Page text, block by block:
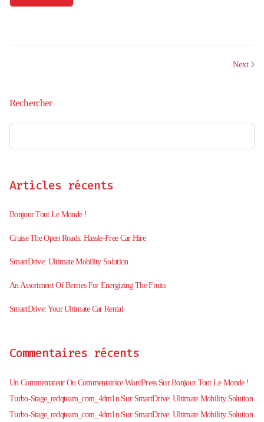
Next
Rechercher
Articles récents
Bonjour Tout Le Monde !
Cruise The Open Roads: Hassle-Free Car Hire
SmartDrive: Ultimate Mobility Solution
An Assortment Of Berries For Energizing The Fruits
SmartDrive: Your Ultimate Car Rental
Commentaires récents
Un Commentateur Ou Commentatrice WordPressSurBonjour Tout Le Monde !
Turbo-Stage_redqteam_com_4dm1n Sur SmartDrive: Ultimate Mobility Solution
Turbo-Stage_redqteam_com_4dm1n Sur SmartDrive: Ultimate Mobility Solution
Bonjour Tout Le Monde !
31 octobre 2024
SmartDrive: Your Ultimate Car Rental
LuxRoam: Premium Journey Experiences